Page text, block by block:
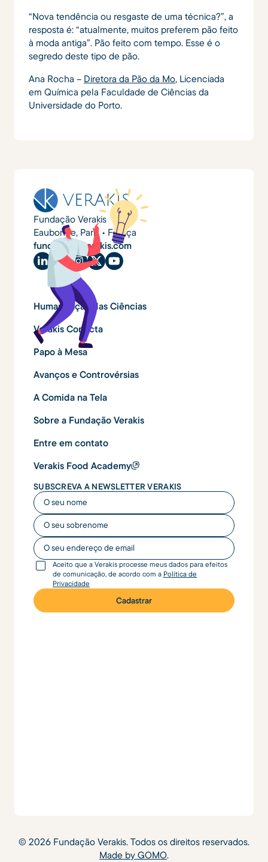
“Nova tendência ou resgaste de uma técnica?”, a
resposta é: “atualmente, muitos preferem pão feito
à moda antiga”. Pão feito com tempo. Esse é o
segredo deste tipo de pão.
Ana Rocha – Diretora da Pão da Mo, Licenciada
em Química pela Faculdade de Ciências da
Universidade do Porto.
Fundação Verakis
Eaubonne, Paris • França
fundacao@verakis.com
Humanização das Ciências
Verakis Conecta
Papo à Mesa
Avanços e Controvérsias
A Comida na Tela
Sobre a Fundação Verakis
Entre em contato
Verakis Food Academy
SUBSCREVA A NEWSLETTER VERAKIS
O seu nome
O seu nome
O seu endereço de email
Aceito que a Verakis processe meus dados para efeitos
de comunicação, de acordo com a Política de
Privacidade
© 2026 Fundação Verakis. Todos os direitos reservados.
Made by GOMO.